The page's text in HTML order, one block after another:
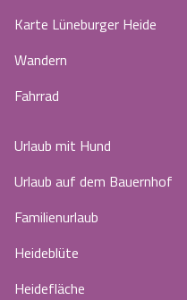
Karte Lüneburger Heide
Wandern
Fahrrad
Urlaub mit Hund
Urlaub auf dem Bauernhof
Familienurlaub
Heideblüte
Heidefläche